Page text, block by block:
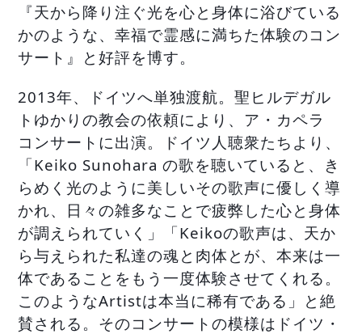
『天から降り注ぐ光を心と身体に浴びている
かのような、幸福で霊感に満ちた体験のコン
サート』と好評を博す。
2013年、ドイツへ単独渡航。聖ヒルデガル
トゆかりの教会の依頼により、ア・カペラ
コンサートに出演。ドイツ人聴衆たちより、
「Keiko Sunohara の歌を聴いていると、き
らめく光のように美しいその歌声に優しく導
かれ、日々の雑多なことで疲弊した心と身体
が調えられていく」「Keikoの歌声は、天か
ら与えられた私達の魂と肉体とが、本来は一
体であることをもう一度体験させてくれる。
このようなArtistは本当に稀有である」と絶
賛される。そのコンサートの模様はドイツ・